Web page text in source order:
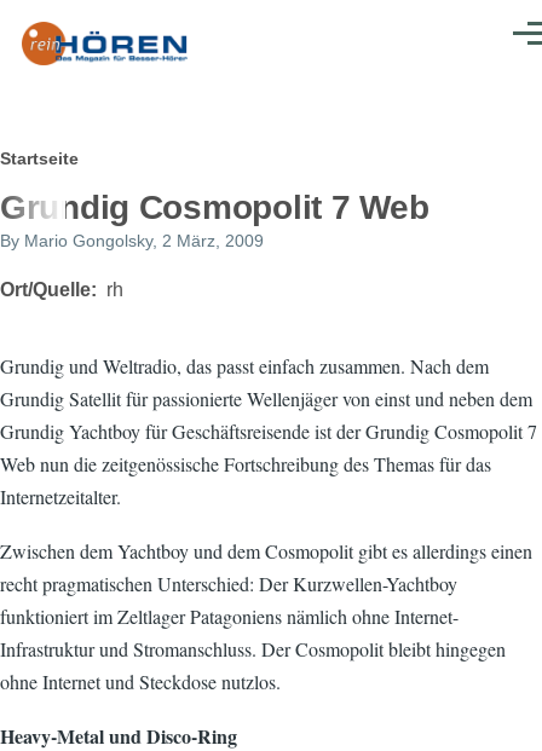
Pfadnavigation
Startseite
Grundig Cosmopolit 7 Web
By Mario Gongolsky, 2 März, 2009
Ort/Quelle rh
Grundig und Weltradio, das passt einfach zusammen. Nach dem
Grundig Satellit für passionierte Wellenjäger von einst und neben dem
Grundig Yachtboy für Geschäftsreisende ist der Grundig Cosmopolit 7
Web nun die zeitgenössische Fortschreibung des Themas für das
Internetzeitalter.
Zwischen dem Yachtboy und dem Cosmopolit gibt es allerdings einen
recht pragmatischen Unterschied: Der Kurzwellen-Yachtboy
funktioniert im Zeltlager Patagoniens nämlich ohne Internet-
Infrastruktur und Stromanschluss. Der Cosmopolit bleibt hingegen
ohne Internet und Steckdose nutzlos.
Heavy-Metal und Disco-Ring